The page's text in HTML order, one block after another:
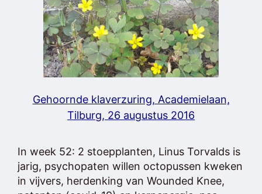
Gehoornde klaverzuring, Academielaan,
Tilburg, 26 augustus 2016
In week 52: 2 stoepplanten, Linus Torvalds is
jarig, psychopaten willen octopussen kweken
in vijvers, herdenking van Wounded Knee,